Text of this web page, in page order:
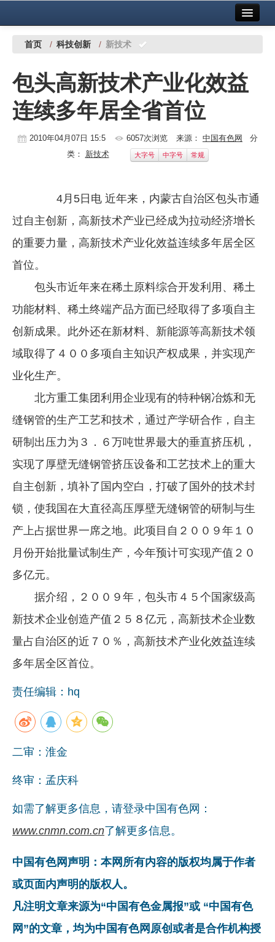
中国有色金属报社主办 广告服务
铜镍铅锌
铝
稀有稀土
镁钛
地矿 建设
党建工作
企业文化
《资源再生》杂志
数字报
首页 / 科技创新 / 新技术
包头高新技术产业化效益
连续多年居全省首位
2010年04月07日 15:5 6057次浏览 来源： 中国有色网
分
类： 新技术 大字号 中字号 常规
4月5日电 近年来，内蒙古自治区包头市通
过自主创新，高新技术产业已经成为拉动经济增长
的重要力量，高新技术产业化效益连续多年居全区
首位。
包头市近年来在稀土原料综合开发利用、稀土
功能材料、稀土终端产品方面已经取得了多项自主
创新成果。此外还在新材料、新能源等高新技术领
域取得了４００多项自主知识产权成果，并实现产
业化生产。
北方重工集团利用企业现有的特种钢冶炼和无
缝钢管的生产工艺和技术，通过产学研合作，自主
研制出压力为３．６万吨世界最大的垂直挤压机，
实现了厚壁无缝钢管挤压设备和工艺技术上的重大
自主创新，填补了国内空白，打破了国外的技术封
锁，使我国在大直径高压厚壁无缝钢管的研制与生
产上占据世界一席之地。此项目自２００９年１０
月份开始批量试制生产，今年预计可实现产值２０
多亿元。
据介绍，２００９年，包头市４５个国家级高
新技术企业创造产值２５８亿元，高新技术企业数
量占自治区的近７０％，高新技术产业化效益连续
多年居全区首位。
责任编辑：hq
二审：淮金
终审：孟庆科
如需了解更多信息，请登录中国有色网：
www.cnmn.com.cn了解更多信息。
中国有色网声明：本网所有内容的版权均属于作者
或页面内声明的版权人。
凡注明文章来源为“中国有色金属报”或 “中国有色
网”的文章，均为中国有色网原创或者是合作机构授